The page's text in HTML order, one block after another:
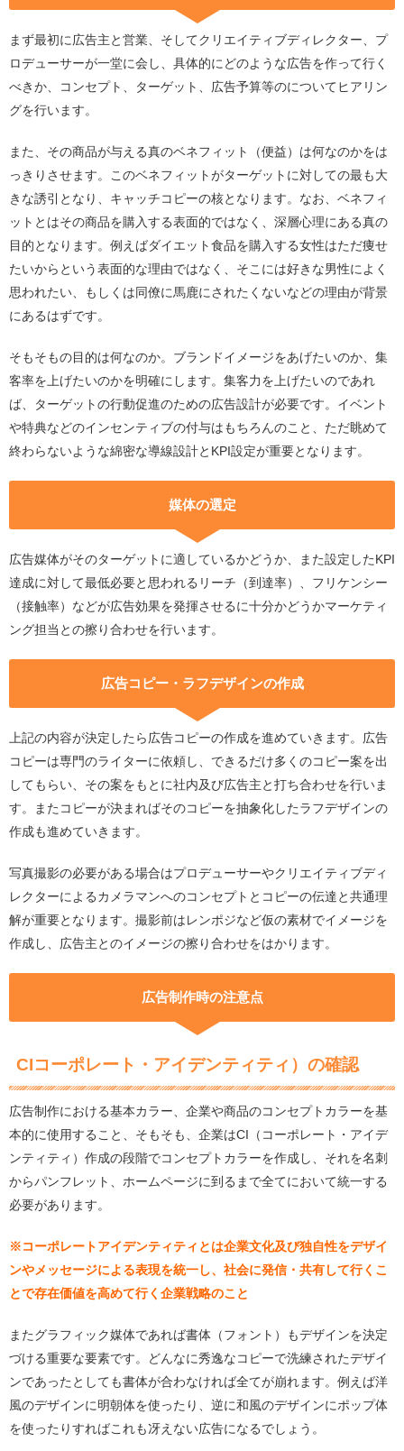
まず最初に広告主と営業、そしてクリエイティブディレクター、プ
ロデューサーが一堂に会し、具体的にどのような広告を作って行く
べきか、コンセプト、ターゲット、広告予算等のについてヒアリン
グを行います。
また、その商品が与える真のベネフィット（便益）は何なのかをは
っきりさせます。このベネフィットがターゲットに対しての最も大
きな誘引となり、キャッチコピーの核となります。なお、ベネフィ
ットとはその商品を購入する表面的ではなく、深層心理にある真の
目的となります。例えばダイエット食品を購入する女性はただ痩せ
たいからという表面的な理由ではなく、そこには好きな男性によく
思われたい、もしくは同僚に馬鹿にされたくないなどの理由が背景
にあるはずです。
そもそもの目的は何なのか。ブランドイメージをあげたいのか、集
客率を上げたいのかを明確にします。集客力を上げたいのであれ
ば、ターゲットの行動促進のための広告設計が必要です。イベント
や特典などのインセンティブの付与はもちろんのこと、ただ眺めて
終わらないような綿密な導線設計とKPI設定が重要となります。
媒体の選定
広告媒体がそのターゲットに適しているかどうか、また設定したKPI
達成に対して最低必要と思われるリーチ（到達率）、フリケンシー
（接触率）などが広告効果を発揮させるに十分かどうかマーケティ
ング担当との擦り合わせを行います。
広告コピー・ラフデザインの作成
上記の内容が決定したら広告コピーの作成を進めていきます。広告
コピーは専門のライターに依頼し、できるだけ多くのコピー案を出
してもらい、その案をもとに社内及び広告主と打ち合わせを行いま
す。またコピーが決まればそのコピーを抽象化したラフデザインの
作成も進めていきます。
写真撮影の必要がある場合はプロデューサーやクリエイティブディ
レクターによるカメラマンへのコンセプトとコピーの伝達と共通理
解が重要となります。撮影前はレンポジなど仮の素材でイメージを
作成し、広告主とのイメージの擦り合わせをはかります。
広告制作時の注意点
CIコーポレート・アイデンティティ）の確認
広告制作における基本カラー、企業や商品のコンセプトカラーを基
本的に使用すること、そもそも、企業はCI（コーポレート・アイデ
ンティティ）作成の段階でコンセプトカラーを作成し、それを名刺
からパンフレット、ホームページに到るまで全てにおいて統一する
必要があります。
※コーポレートアイデンティティとは企業文化及び独自性をデザイ
ンやメッセージによる表現を統一し、社会に発信・共有して行くこ
とで存在価値を高めて行く企業戦略のこと
またグラフィック媒体であれば書体（フォント）もデザインを決定
づける重要な要素です。どんなに秀逸なコピーで洗練されたデザイ
ンであったとしても書体が合わなければ全てが崩れます。例えば洋
風のデザインに明朝体を使ったり、逆に和風のデザインにポップ体
を使ったりすればこれも冴えない広告になるでしょう。